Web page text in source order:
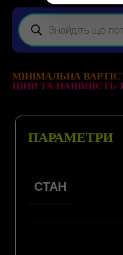
МІНІМАЛЬНА
ЦІНИ ТА НАЯВНІСТЬ
ПАРАМЕТРИ
СТАН